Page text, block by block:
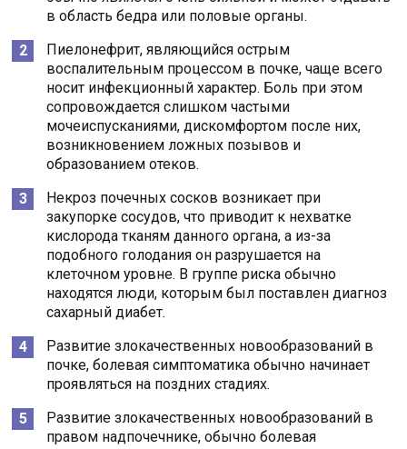
в область бедра или половые органы.
Пиелонефрит, являющийся острым
воспалительным процессом в почке, чаще всего
носит инфекционный характер. Боль при этом
сопровождается слишком частыми
мочеиспусканиями, дискомфортом после них,
возникновением ложных позывов и
образованием отеков.
Некроз почечных сосков возникает при
закупорке сосудов, что приводит к нехватке
кислорода тканям данного органа, а из-за
подобного голодания он разрушается на
клеточном уровне. В группе риска обычно
находятся люди, которым был поставлен диагноз
сахарный диабет.
Развитие злокачественных новообразований в
почке, болевая симптоматика обычно начинает
проявляться на поздних стадиях.
Развитие злокачественных новообразований в
правом надпочечнике, обычно болевая